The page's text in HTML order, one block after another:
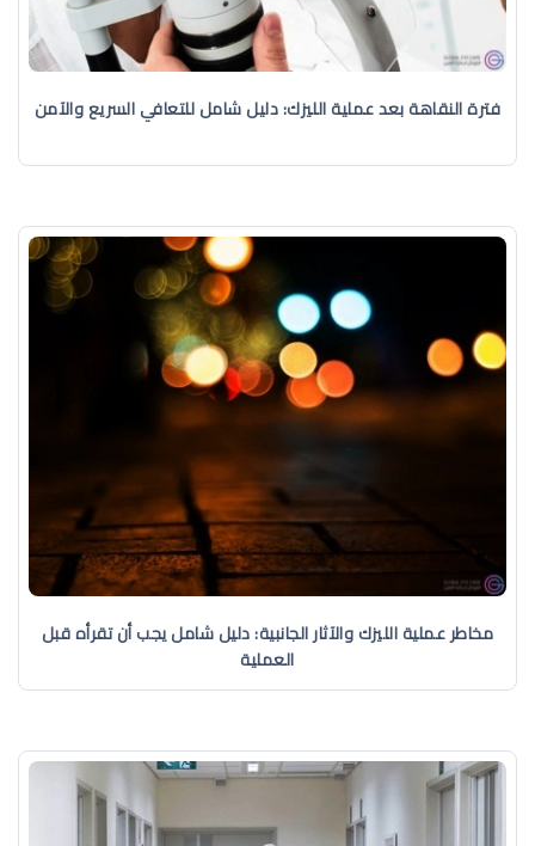
فترة النقاهة بعد عملية الليزك: دليل شامل للتعافي السريع والآمن
مخاطر عملية الليزك والآثار الجانبية: دليل شامل يجب أن تقرأه قبل
العملية